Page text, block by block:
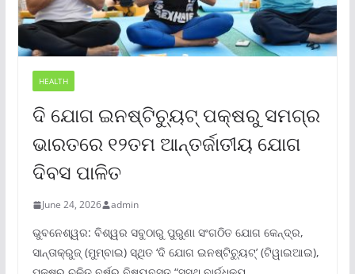
HEALTH
ଦି ଯୋଗ ଇନଷ୍ଟିଚ୍ୟୁଟ୍ ପକ୍ଷରୁ ସମଗ୍ର
ଭାରତରେ ୧୨ତମ ଆନ୍ତର୍ଜାତୀୟ ଯୋଗ
ଦିବସ ପାଳିତ
June 24, 2026 admin
ଭୁବନେଶ୍ୱର: ବିଶ୍ୱର ସବୁଠାରୁ ପୁରୁଣା ସଂଗଠିତ ଯୋଗ କେନ୍ଦ୍ର,
ସାନ୍ତାକ୍ରୁଜ୍ (ମୁମ୍ବାଇ) ସ୍ଥିତ ‘ଦି ଯୋଗ ଇନଷ୍ଟିଚ୍ୟୁଟ୍‌’ (ଟିୱାଇଆଇ),